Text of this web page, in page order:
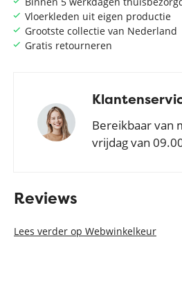
Vloerkleden uit eigen productie
Grootste collectie van Nederland
Gratis retourneren
Bereikbaar van
vrijdag van
Reviews
Lees verder op Webwinkelkeur